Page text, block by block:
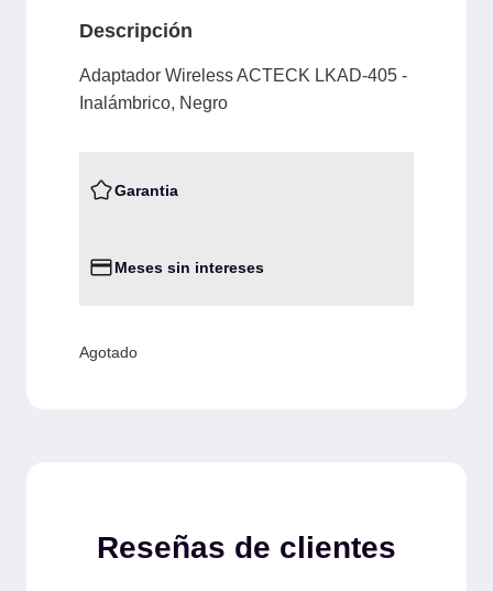
Descripción
Adaptador Wireless ACTECK LKAD-405 -
Inalámbrico, Negro
Garantia
Meses sin intereses
Agotado
Reseñas de clientes